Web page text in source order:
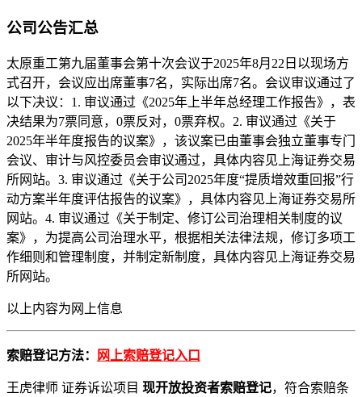
公司公告汇总
太原重工第九届董事会第十次会议于2025年8月22日以现场方
式召开，会议应出席董事7名，实际出席7名。会议审议通过了
以下决议：1. 审议通过《2025年上半年总经理工作报告》，表
决结果为7票同意，0票反对，0票弃权。2. 审议通过《关于
2025年半年度报告的议案》，该议案已由董事会独立董事专门
会议、审计与风控委员会审议通过，具体内容见上海证券交易
所网站。3. 审议通过《关于公司2025年度“提质增效重回报”行
动方案半年度评估报告的议案》，具体内容见上海证券交易所
网站。4. 审议通过《关于制定、修订公司治理相关制度的议
案》，为提高公司治理水平，根据相关法律法规，修订多项工
作细则和管理制度，并制定新制度，具体内容见上海证券交易
所网站。
以上内容为 网上信息
索赔登记方法： 网上索赔登记入口
王虎律师 证券诉讼项目 现开放投资者索赔登记，符合索赔条